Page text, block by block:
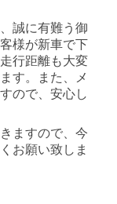
誠に有難う御
様が新車で下
行距離も大変
す。また、メ
ので、安心し
ますので、今
お願い致しま